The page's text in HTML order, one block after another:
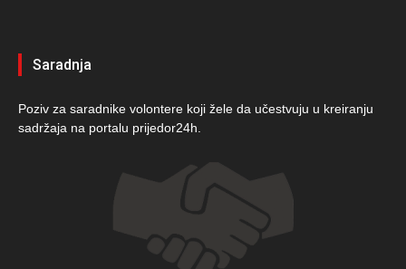
Saradnja
Poziv za saradnike volontere koji žele da učestvuju u kreiranju
sadržaja na portalu prijedor24h.